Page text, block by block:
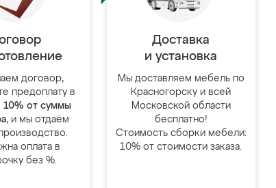
договор,
предоплату в
10% от суммы
, и мы отдаём
оплата в
без %.
Доставка
и установка
Мы доставляем мебель по
Красногорску и всей
Московской области
бесплатно!
Стоимость сборки мебели:
10% от стоимости заказа.